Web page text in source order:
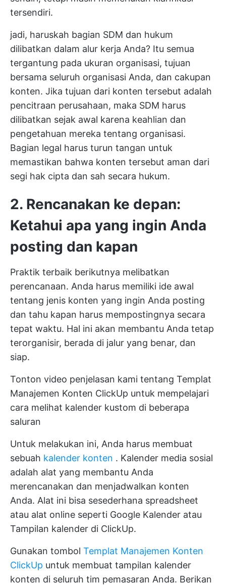
tersendiri.
jadi, haruskah bagian SDM dan hukum
dilibatkan dalam alur kerja Anda? Itu semua
tergantung pada ukuran organisasi, tujuan
bersama seluruh organisasi Anda, dan cakupan
konten. Jika tujuan dari konten tersebut adalah
pencitraan perusahaan, maka SDM harus
dilibatkan sejak awal karena keahlian dan
pengetahuan mereka tentang organisasi.
Bagian legal harus turun tangan untuk
memastikan bahwa konten tersebut aman dari
segi hak cipta dan sah secara hukum.
2. Rencanakan ke depan:
Ketahui apa yang ingin Anda
posting dan kapan
Praktik terbaik berikutnya melibatkan
perencanaan. Anda harus memiliki ide awal
tentang jenis konten yang ingin Anda posting
dan tahu kapan harus mempostingnya secara
tepat waktu. Hal ini akan membantu Anda tetap
terorganisir, berada di jalur yang benar, dan
siap.
Tonton video penjelasan kami tentang Templat
Manajemen Konten ClickUp untuk mempelajari
cara melihat kalender kustom di beberapa
saluran
Untuk melakukan ini, Anda harus membuat
sebuah kalender konten . Kalender media sosial
adalah alat yang membantu Anda
merencanakan dan menjadwalkan konten
Anda. Alat ini bisa sesederhana spreadsheet
atau alat online seperti Google Kalender atau
Tampilan kalender di ClickUp.
Gunakan tombol Templat Manajemen Konten
ClickUp untuk membuat tampilan kalender
konten di seluruh tim pemasaran Anda. Berikan